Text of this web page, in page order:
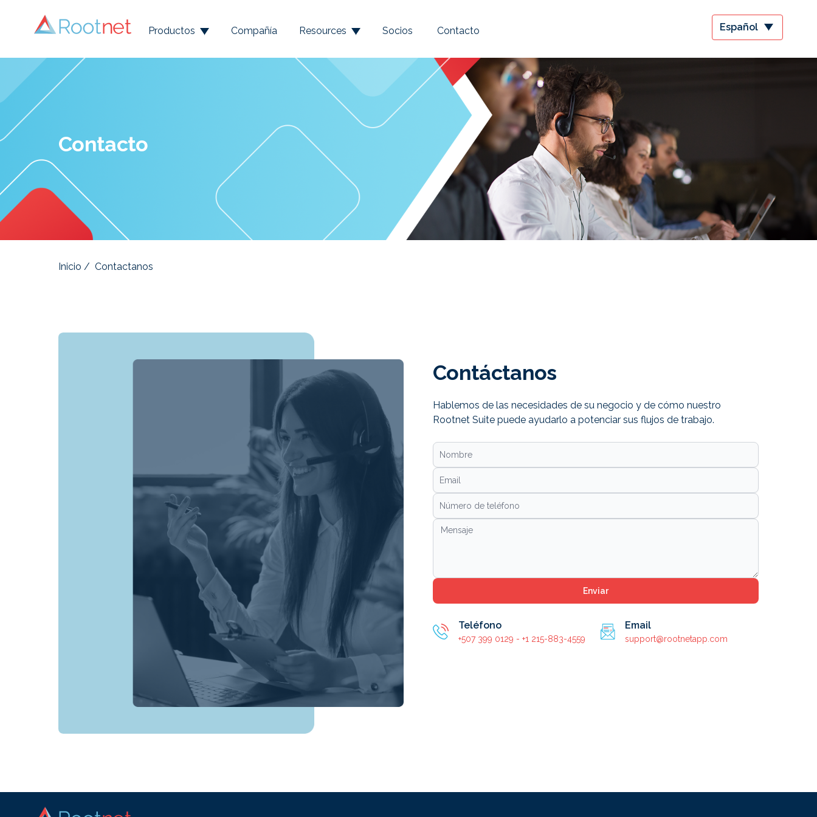
Productos Compañía Resources Socios Contacto
Contacto
Inicio / Contactanos
Contáctanos
Hablemos de las necesidades de su negocio y de cómo nuestro
Rootnet Suite puede ayudarlo a potenciar sus flujos de trabajo.
Enviar
Teléfono
+507 399 0129 - +1 215-883-4559
Email
support@rootnetapp.com